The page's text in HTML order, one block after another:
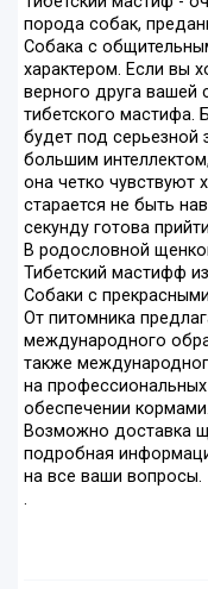
порода собак,
Собака с
характером. Если вы
верного друга
тибетского мастифа.
будет под серьезной
большим
она четко чувствуют
старается не быть
секунду готова
В родословной
Тибетский мастифф
Собаки с
От питомника
международного
также
на
обеспечении кормами.
Возможно доставка
подробная
на все ваши вопросы.
.